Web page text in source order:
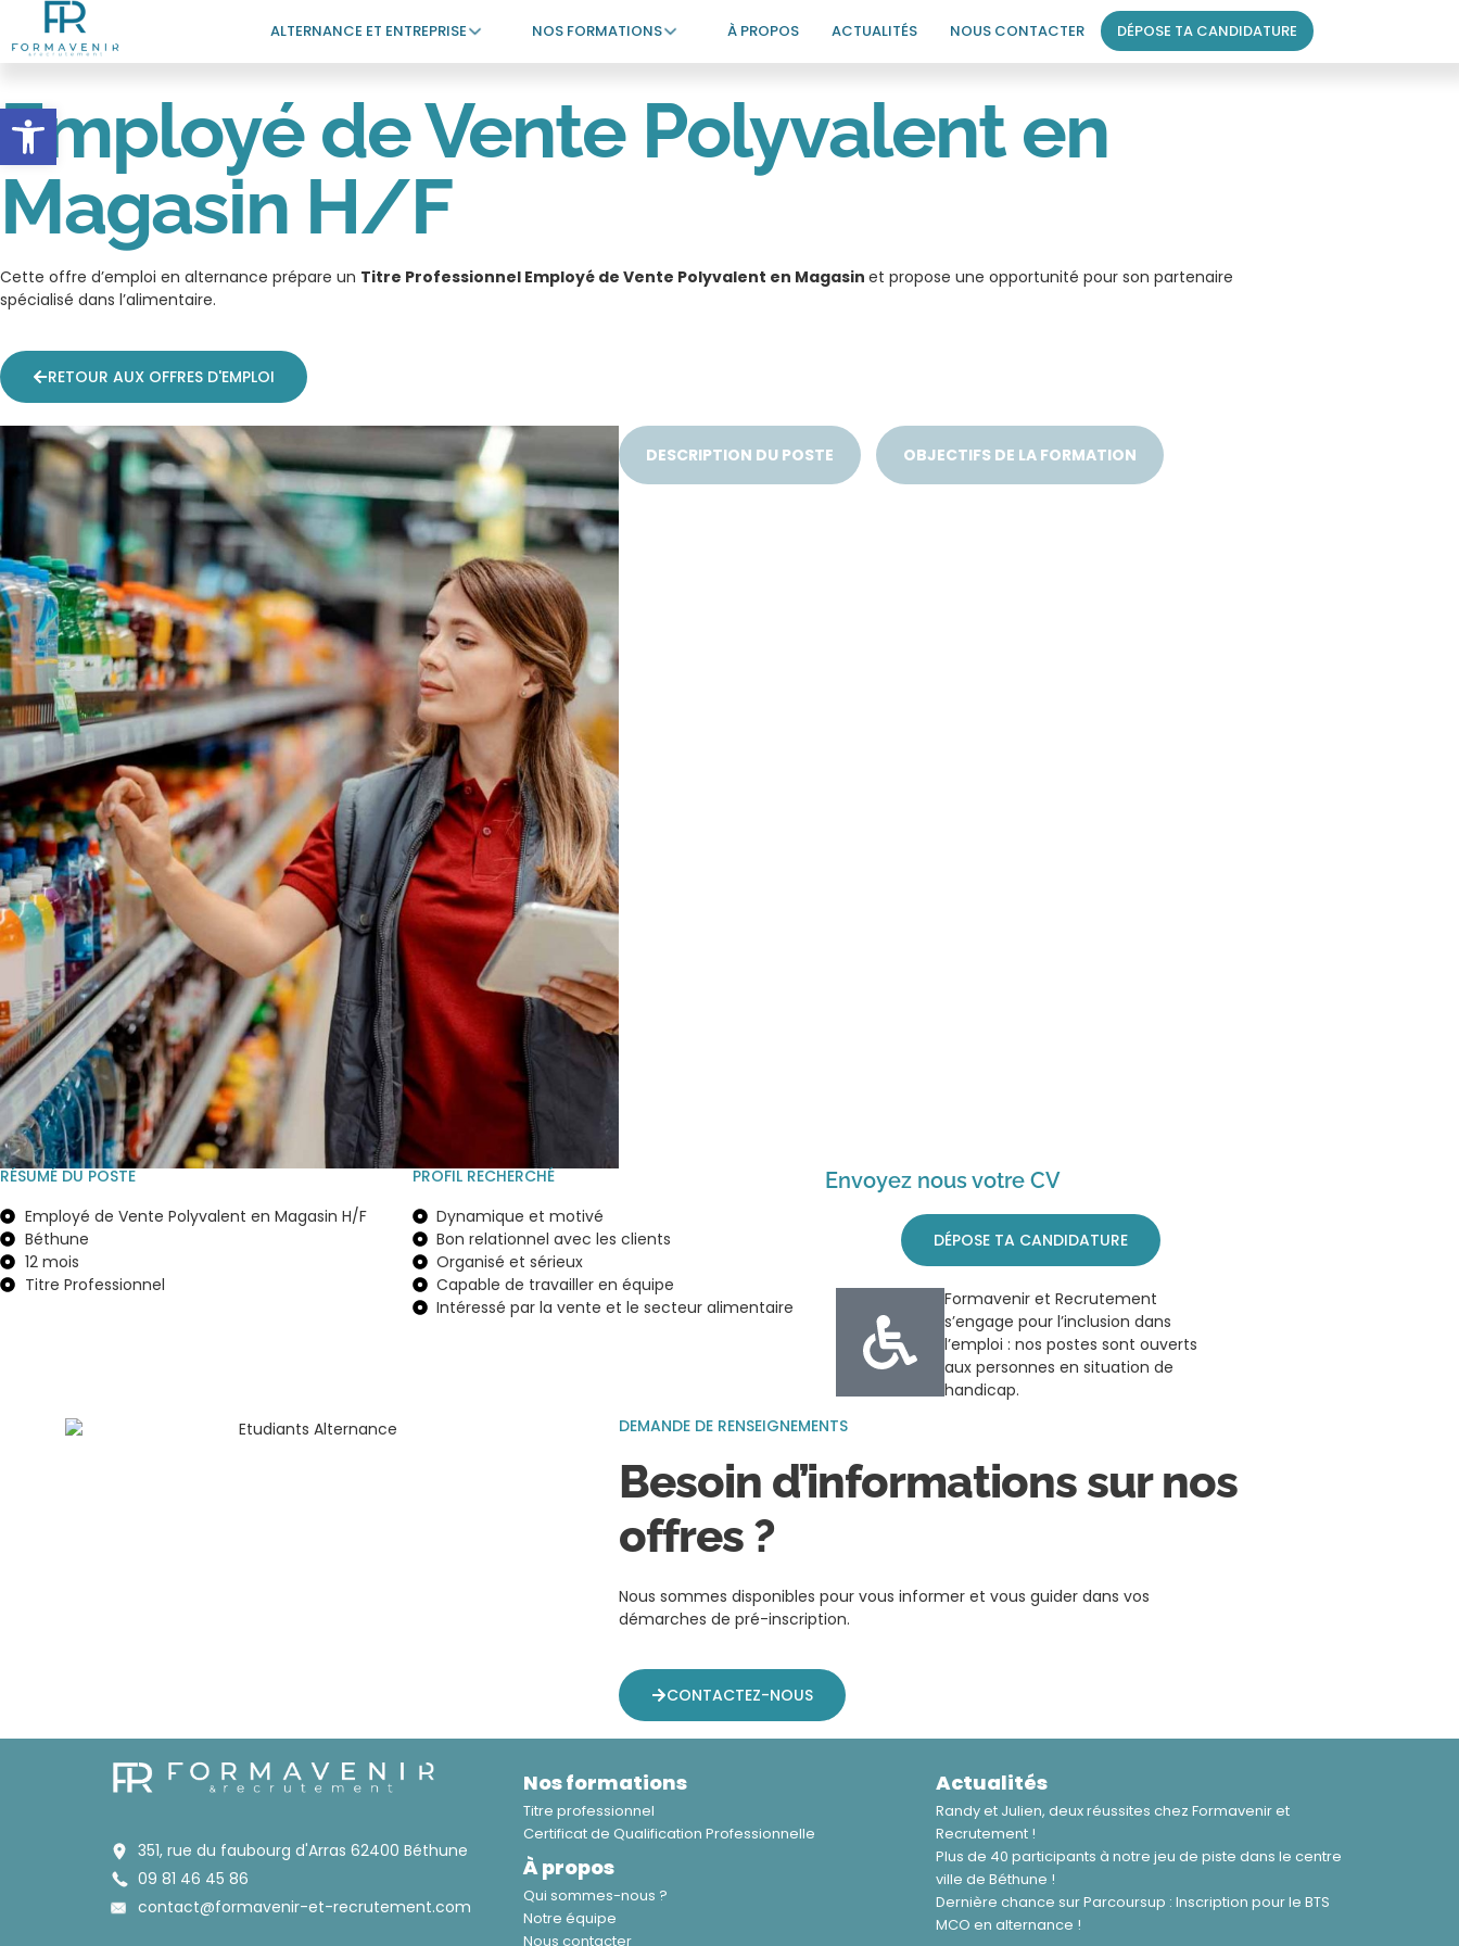
Ouvrir la barre d’outils
ALTERNANCE ET ENTREPRISE NOS FORMATIONS À PROPOS ACTUALITÉS NOUS CONTACTER DÉPOSE TA CANDIDATURE
Employé de Vente Polyvalent en
Magasin H/F
Cette offre d’emploi en alternance prépare un Titre Professionnel Employé de Vente Polyvalent en Magasin et propose une opportunité pour son partenaire
spécialisé dans l’alimentaire.
RETOUR AUX OFFRES D'EMPLOI
DESCRIPTION DU POSTE OBJECTIFS DE LA FORMATION
RÉSUMÉ DU POSTE
Employé de Vente Polyvalent en Magasin H/F
Béthune
12 mois
Titre Professionnel
PROFIL RECHERCHÉ
Dynamique et motivé
Bon relationnel avec les clients
Organisé et sérieux
Capable de travailler en équipe
Intéressé par la vente et le secteur alimentaire
Envoyez nous votre CV
DÉPOSE TA CANDIDATURE
Formavenir et Recrutement
s’engage pour l’inclusion dans
l’emploi : nos postes sont ouverts
aux personnes en situation de
handicap.
DEMANDE DE RENSEIGNEMENTS
Besoin d’informations sur nos
offres ?
Nous sommes disponibles pour vous informer et vous guider dans vos
démarches de pré-inscription.
CONTACTEZ-NOUS
351, rue du faubourg d'Arras 62400 Béthune
09 81 46 45 86
contact@formavenir-et-recrutement.com
Nos formations
Titre professionnel
Certificat de Qualification Professionnelle
À propos
Qui sommes-nous ?
Notre équipe
Nous contacter
Actualités
Randy et Julien, deux réussites chez Formavenir et
Recrutement !
Plus de 40 participants à notre jeu de piste dans le centre
ville de Béthune !
Dernière chance sur Parcoursup : Inscription pour le BTS
MCO en alternance !